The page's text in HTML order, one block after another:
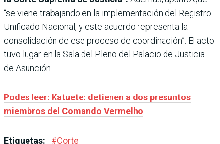
“se viene trabajando en la implementación del Registro
Unificado Nacional, y este acuerdo representa la
consolidación de ese proceso de coordinación”. El acto
tuvo lugar en la Sala del Pleno del Palacio de Justicia
de Asunción.
Podes leer: Katuete: detienen a dos presuntos
miembros del Comando Vermelho
Etiquetas: #Corte